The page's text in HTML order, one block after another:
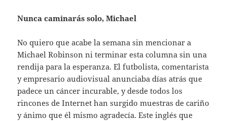
Nunca caminarás solo, Michael
No quiero que acabe la semana sin mencionar a
Michael Robinson ni terminar esta columna sin una
rendija para la esperanza. El futbolista, comentarista
y empresario audiovisual anunciaba días atrás que
padece un cáncer incurable, y desde todos los
rincones de Internet han surgido muestras de cariño
y ánimo que él mismo agradecía. Este inglés que